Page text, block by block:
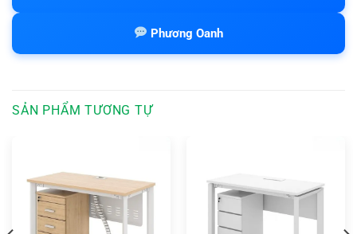
Phương Oanh
SẢN PHẨM TƯƠNG TỰ